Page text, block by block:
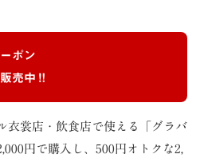
ポン
販売中‼
衣裳店・飲食店で使える「グラバ
円で購入し、500円オトクな2,